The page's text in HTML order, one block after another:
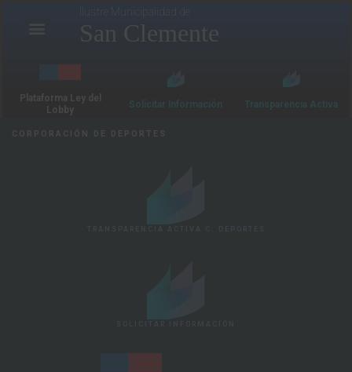
Ilustre Municipalidad de
San Clemente
Plataforma Ley del
Lobby
Solicitar Información Transparencia Activa
CORPORACIÓN DE DEPORTES